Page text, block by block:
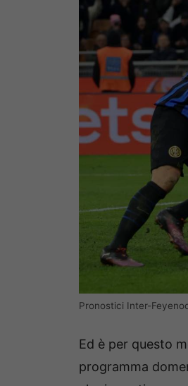
Pronostici Inter-
Ed è per questo
programma